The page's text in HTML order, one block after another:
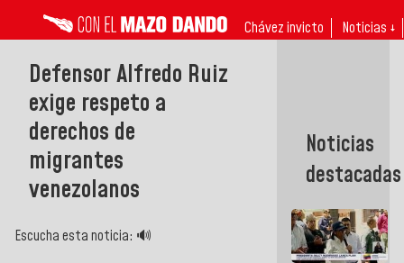
Chávez invicto Noticias ↓
Defensor Alfredo Ruiz
exige respeto a
derechos de
migrantes
venezolanos
Escucha esta noticia: 🔊
Noticias
destacadas